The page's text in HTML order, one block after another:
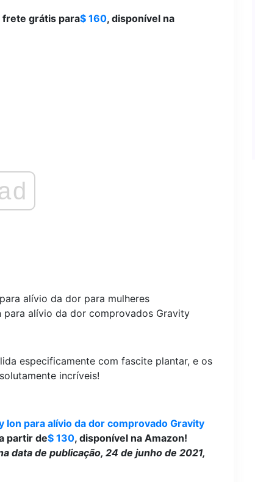
frete grátis para$ 160, disponível na
alívio da dor comprovados Gravity
especificamente com fascite plantar, e os
incríveis!
para alívio da dor comprovado Gravity
partir de$ 130, disponível na Amazon!
data de publicação, 24 de junho de 2021,